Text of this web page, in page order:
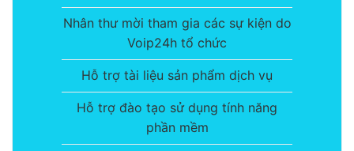
Nhân thư mời tham gia các sự kiện do
Voip24h tổ chức
Hỗ trợ tài liệu sản phẩm dịch vụ
Hỗ trợ đào tạo sử dụng tính năng
phần mềm